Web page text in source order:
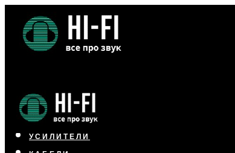
НАУШНИКИ
АКУСТИКА
УСИЛИТЕЛИ